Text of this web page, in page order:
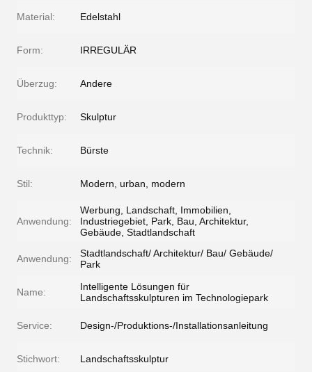
Material: Edelstahl
Form: IRREGULÄR
Überzug: Andere
Produkttyp: Skulptur
Technik: Bürste
Stil: Modern, urban, modern
Anwendung:
Werbung, Landschaft, Immobilien,
Industriegebiet, Park, Bau, Architektur,
Gebäude, Stadtlandschaft
Anwendung:
Stadtlandschaft/ Architektur/ Bau/ Gebäude/
Park
Name:
Intelligente Lösungen für
Landschaftsskulpturen im Technologiepark
Service: Design-/Produktions-/Installationsanleitung
Stichwort: Landschaftsskulptur